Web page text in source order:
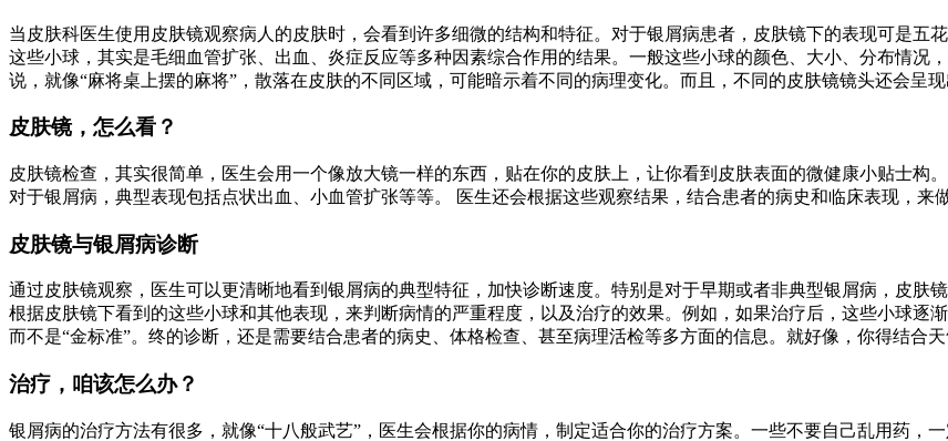
当皮肤科医生使用皮肤镜观察病人的皮肤时，会看到许多细微的结构和特征。对于银屑病患者，皮肤镜下的表现可是五
这些小球，其实是毛细血管扩张、出血、炎症反应等多种因素综合作用的结果。一般这些小球的颜色、大小、分布情况
说，就像“麻将桌上摆的麻将”，散落在皮肤的不同区域，可能暗示着不同的病理变化。而且，不同的皮肤镜镜头还会呈
皮肤镜，怎么看？
皮肤镜检查，其实很简单，医生会用一个像放大镜一样的东西，贴在你的皮肤上，让你看到皮肤表面的微健康小贴士构
对于银屑病，典型表现包括点状出血、小血管扩张等等。 医生还会根据这些观察结果，结合患者的病史和临床表现，来
皮肤镜与银屑病诊断
通过皮肤镜观察，医生可以更清晰地看到银屑病的典型特征，加快诊断速度。特别是对于早期或者非典型银屑病，皮肤
根据皮肤镜下看到的这些小球和其他表现，来判断病情的严重程度，以及治疗的效果。例如，如果治疗后，这些小球逐
而不是“金标准”。终的诊断，还是需要结合患者的病史、体格检查、甚至病理活检等多方面的信息。就好像，你得结合
治疗，咱该怎么办？
银屑病的治疗方法有很多，就像“十八般武艺”，医生会根据你的病情，制定适合你的治疗方案。一些不要自己乱用药，